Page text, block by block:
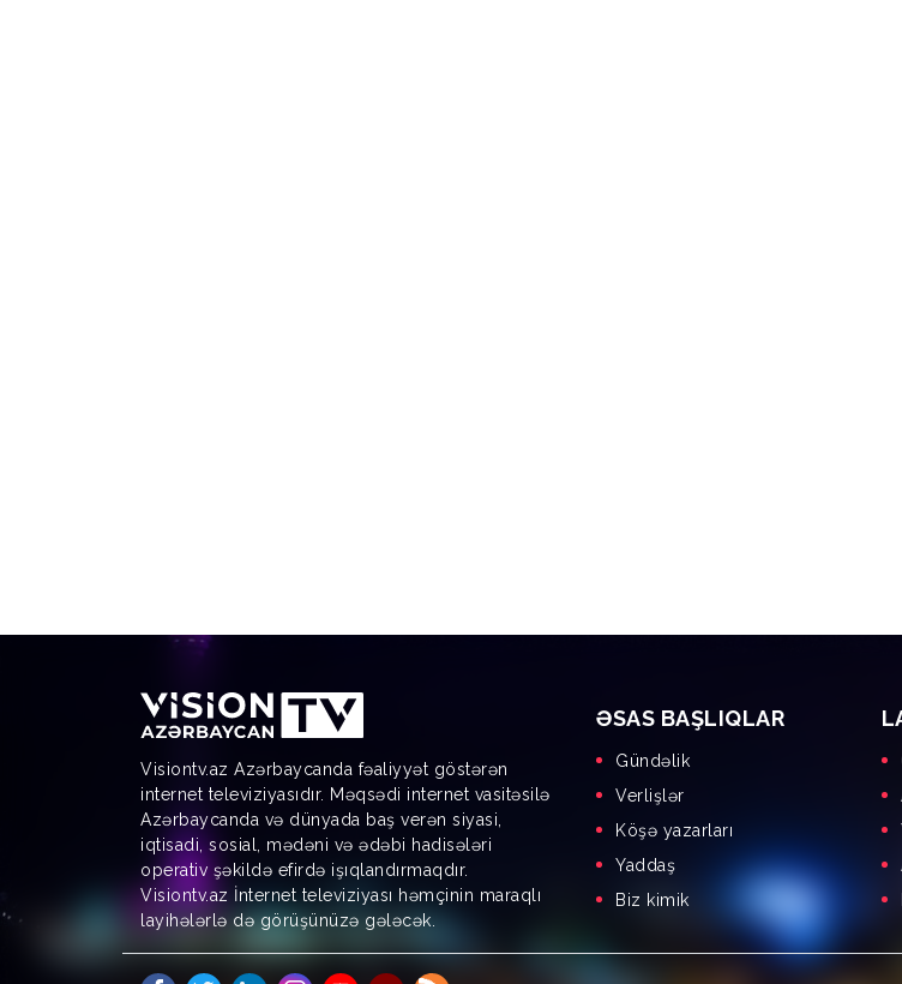
Visiontv.az Azərbaycanda fəaliyyət göstərən
internet televiziyasıdır. Məqsədi internet vasitəsilə
Azərbaycanda və dünyada baş verən siyasi,
iqtisadi, sosial, mədəni və ədəbi hadisələri
operativ şəkildə efirdə işıqlandırmaqdır.
Visiontv.az İnternet televiziyası həmçinin maraqlı
layihələrlə də görüşünüzə gələcək.
ƏSAS BAŞLIQLAR
Gündəlik
Verlişlər
Köşə yazarları
Yaddaş
Biz kimik